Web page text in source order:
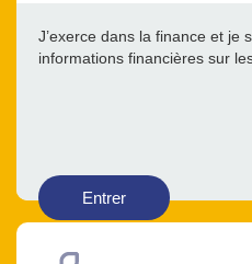
J’exerce dans la finance et je
informations financières sur
Entrer